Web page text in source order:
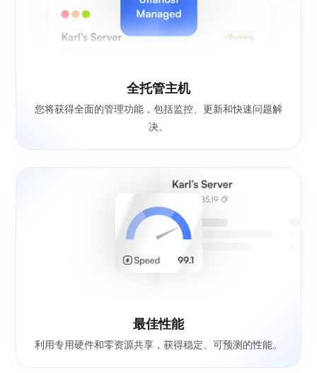
全托管主机
您将获得全面的管理功能，包括监控、更新和快速问题解
决。
最佳性能
利用专用硬件和零资源共享，获得稳定、可预测的性能。